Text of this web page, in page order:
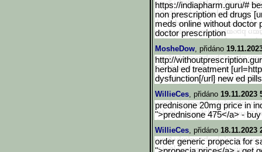
https://indiapharm.guru/#
non prescription ed drugs
meds online without doctor
doctor prescription
MosheDow, přidáno
http://withoutprescription.gur
herbal ed treatment
dysfunction[/url] new ed pills
WillieCes, přidáno 19.11.2023
prednisone 20mg price in
">prednisone 475</a> -
WillieCes, přidáno 18.11.2023
order generic propecia for